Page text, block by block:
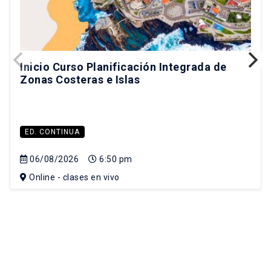
Inicio Curso Planificación Integrada de
Zonas Costeras e Islas
ED. CONTINUA
06/08/2026
6:50 pm
Online - clases en vivo